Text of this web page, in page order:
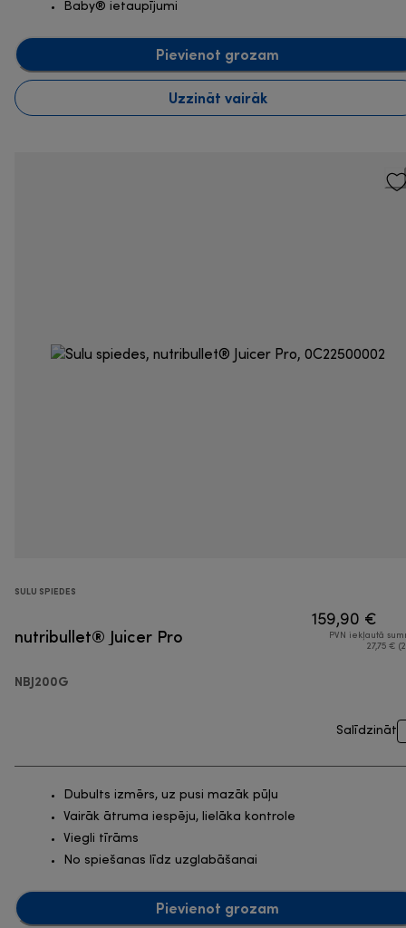
Baby® ietaupījumi
Pievienot grozam
Uzzināt vairāk
SULU SPIEDES
nutribullet® Juicer Pro
NBJ200G
159,90 €
PVN iekļautā
27,75 €
Salīdzināt
Dubults izmērs, uz pusi mazāk pūļu
Vairāk ātruma iespēju, lielāka kontrole
Viegli tīrāms
No spiešanas līdz uzglabāšanai
Pievienot grozam